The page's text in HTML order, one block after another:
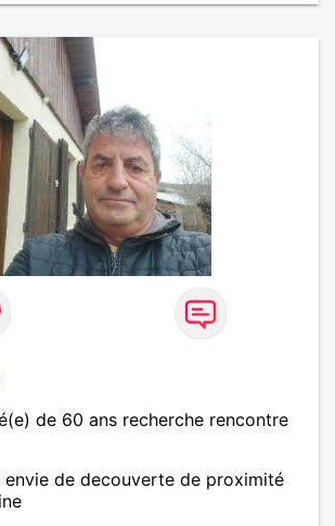
de 60 ans recherche rencontre
de decouverte de proximité